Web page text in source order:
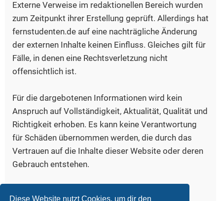
Diese Website nutzt Cookies, um dir den
Externe Verweise im redaktionellen Bereich wurden
zum Zeitpunkt ihrer Erstellung geprüft. Allerdings hat
fernstudenten.de auf eine nachträgliche Änderung
der externen Inhalte keinen Einfluss. Gleiches gilt für
Fälle, in denen eine Rechtsverletzung nicht
offensichtlich ist.
Für die dargebotenen Informationen wird kein
Anspruch auf Vollständigkeit, Aktualität, Qualität und
Richtigkeit erhoben. Es kann keine Verantwortung
für Schäden übernommen werden, die durch das
Vertrauen auf die Inhalte dieser Website oder deren
Gebrauch entstehen.